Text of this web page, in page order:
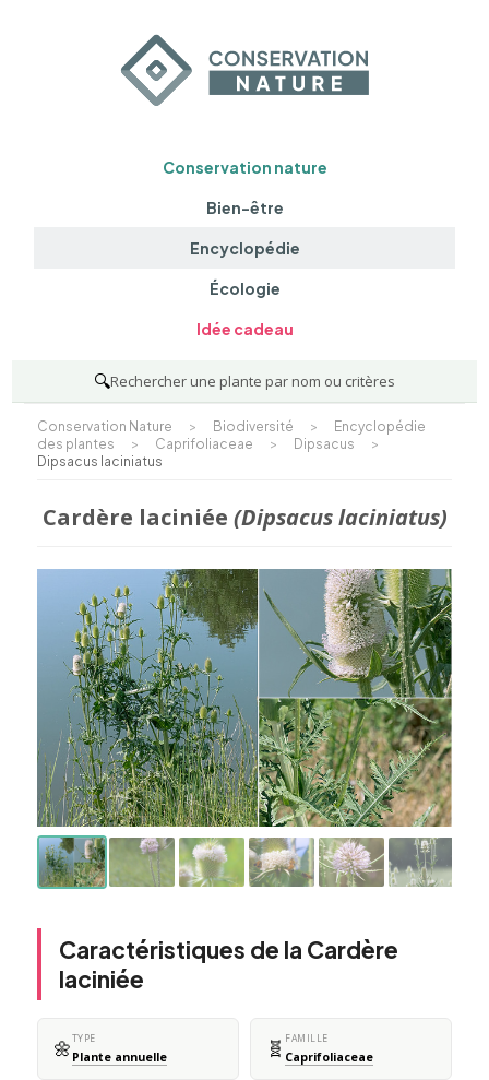
Conservation nature
Bien-être
Encyclopédie
Écologie
Idée cadeau
🔍Rechercher une plante par nom ou critères
Conservation Nature > Biodiversité >
Encyclopédie
des plantes
> Caprifoliaceae > Dipsacus
>
Dipsacus laciniatus
Cardère laciniée (Dipsacus laciniatus)
Caractéristiques de la Cardère
laciniée
🌼TYPE
Plante annuelle 🧬 FAMILLE
Caprifoliaceae